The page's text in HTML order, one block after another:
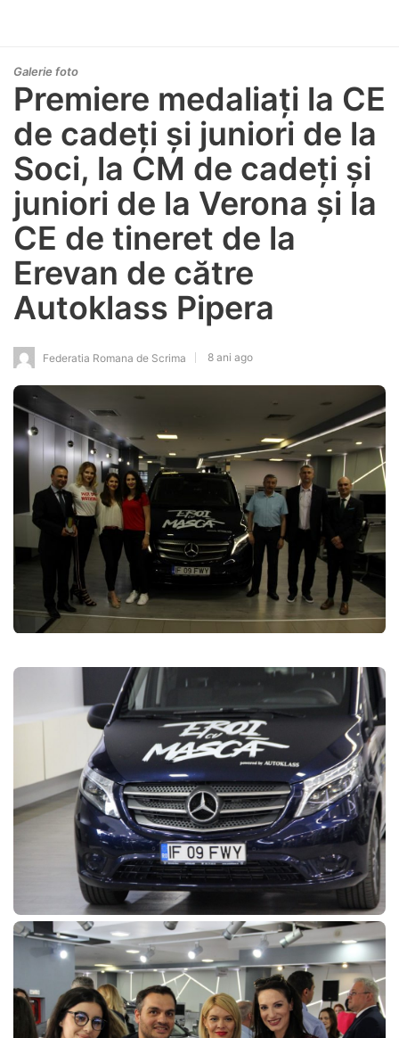
Galerie foto
Premiere medaliați la CE
de cadeți și juniori de la
Soci, la CM de cadeți și
juniori de la Verona și la
CE de tineret de la
Erevan de către
Autoklass Pipera
Federatia Romana de Scrima 8 ani ago